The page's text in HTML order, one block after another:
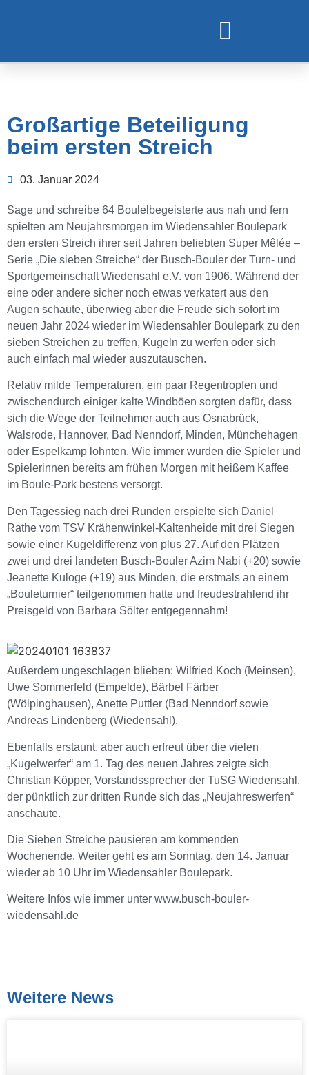
Großartige Beteiligung
beim ersten Streich
03. Januar 2024
Sage und schreibe 64 Boulelbegeisterte aus nah und fern
spielten am Neujahrsmor­gen im Wiedensahler Boulepark
den ersten Streich ihrer seit Jahren beliebten Super Mêlée –
Serie „Die sieben Streiche“ der Busch-Bouler der Turn- und
Sportgemeinschaft Wiedensahl e.V. von 1906. Während der
eine oder andere sicher noch etwas verkatert aus den
Augen schaute, überwieg aber die Freude sich sofort im
neuen Jahr 2024 wieder im Wiedensahler Boulepark zu den
sieben Streichen zu treffen, Kugeln zu werfen oder sich
auch einfach mal wieder auszutauschen.
Relativ milde Temperaturen, ein paar Regentropfen und
zwischendurch einiger kalte Windböen sorgten dafür, dass
sich die Wege der Teilnehmer auch aus Osnabrück,
Walsrode, Hannover, Bad Nenndorf, Minden, Münchehagen
oder Espelkamp lohnten. Wie immer wurden die Spieler und
Spielerinnen bereits am frühen Morgen mit heißem Kaffee
im Boule-Park bestens versorgt.
Den Tagessieg nach drei Runden erspielte sich Daniel
Rathe vom TSV Krähenwinkel-Kaltenheide mit drei Siegen
sowie einer Kugeldifferenz von plus 27. Auf den Plätzen
zwei und drei landeten Busch-Bouler Azim Nabi (+20) sowie
Jeanette Kuloge (+19) aus Minden, die erstmals an einem
„Bouleturnier“ teilgenommen hatte und freudestrahlend ihr
Preisgeld von Barbara Sölter entgegennahm!
Außerdem ungeschlagen blieben: Wilfried Koch (Meinsen),
Uwe Sommerfeld (Empelde), Bärbel Färber
(Wölpinghausen), Anette Puttler (Bad Nenndorf sowie
Andreas Lindenberg (Wiedensahl).
Ebenfalls erstaunt, aber auch erfreut über die vielen
„Kugelwerfer“ am 1. Tag des neuen Jahres zeigte sich
Christian Köpper, Vorstandssprecher der TuSG Wiedensahl,
der pünktlich zur dritten Runde sich das „Neujahreswerfen“
anschaute.
Die Sieben Streiche pausieren am kommenden
Wochenende. Weiter geht es am Sonntag, den 14. Januar
wieder ab 10 Uhr im Wiedensahler Boulepark.
Weitere Infos wie immer unter www.busch-bouler-
wiedensahl.de
Weitere News